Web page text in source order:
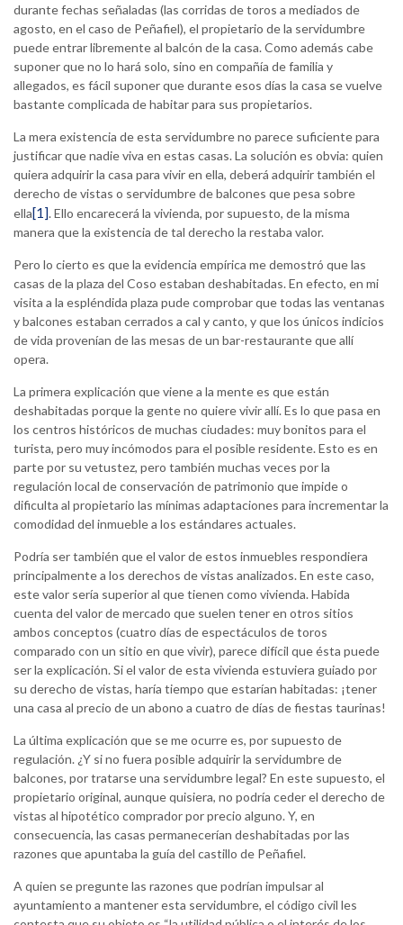
durante fechas señaladas (las corridas de toros a mediados de
agosto, en el caso de Peñafiel), el propietario de la servidumbre
puede entrar libremente al balcón de la casa. Como además cabe
suponer que no lo hará solo, sino en compañía de familia y
allegados, es fácil suponer que durante esos días la casa se vuelve
bastante complicada de habitar para sus propietarios.
La mera existencia de esta servidumbre no parece suficiente para
justificar que nadie viva en estas casas. La solución es obvia: quien
quiera adquirir la casa para vivir en ella, deberá adquirir también el
derecho de vistas o servidumbre de balcones que pesa sobre
ella[1]. Ello encarecerá la vivienda, por supuesto, de la misma
manera que la existencia de tal derecho la restaba valor.
Pero lo cierto es que la evidencia empírica me demostró que las
casas de la plaza del Coso estaban deshabitadas. En efecto, en mi
visita a la espléndida plaza pude comprobar que todas las ventanas
y balcones estaban cerrados a cal y canto, y que los únicos indicios
de vida provenían de las mesas de un bar-restaurante que allí
opera.
La primera explicación que viene a la mente es que están
deshabitadas porque la gente no quiere vivir allí. Es lo que pasa en
los centros históricos de muchas ciudades: muy bonitos para el
turista, pero muy incómodos para el posible residente. Esto es en
parte por su vetustez, pero también muchas veces por la
regulación local de conservación de patrimonio que impide o
dificulta al propietario las mínimas adaptaciones para incrementar la
comodidad del inmueble a los estándares actuales.
Podría ser también que el valor de estos inmuebles respondiera
principalmente a los derechos de vistas analizados. En este caso,
este valor sería superior al que tienen como vivienda. Habida
cuenta del valor de mercado que suelen tener en otros sitios
ambos conceptos (cuatro días de espectáculos de toros
comparado con un sitio en que vivir), parece difícil que ésta puede
ser la explicación. Si el valor de esta vivienda estuviera guiado por
su derecho de vistas, haría tiempo que estarían habitadas: ¡tener
una casa al precio de un abono a cuatro de días de fiestas taurinas!
La última explicación que se me ocurre es, por supuesto de
regulación. ¿Y si no fuera posible adquirir la servidumbre de
balcones, por tratarse una servidumbre legal? En este supuesto, el
propietario original, aunque quisiera, no podría ceder el derecho de
vistas al hipotético comprador por precio alguno. Y, en
consecuencia, las casas permanecerían deshabitadas por las
razones que apuntaba la guía del castillo de Peñafiel.
A quien se pregunte las razones que podrían impulsar al
ayuntamiento a mantener esta servidumbre, el código civil les